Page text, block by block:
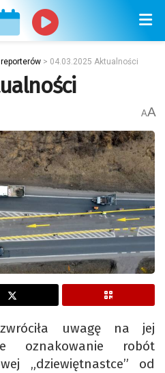
> 04.03.2025 Aktualności
AA
uwagę na jej
oznakowanie robót
„dziewiętnastce” od